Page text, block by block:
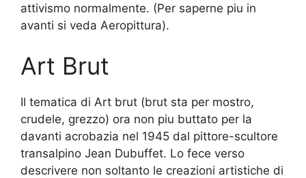
attivismo normalmente. (Per saperne piu in
avanti si veda Aeropittura).
Art Brut
Il tematica di Art brut (brut sta per mostro,
crudele, grezzo) ora non piu buttato per la
davanti acrobazia nel 1945 dal pittore-scultore
transalpino Jean Dubuffet. Lo fece verso
descrivere non soltanto le creazioni artistiche di